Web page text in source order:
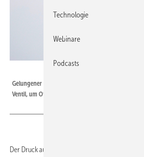
Gelungener Windparkbau von He Dreiht. Der BWO
Ventil, um Offshore-Flächen unrentabler Projekte
Der Druck auf die Bundesregierung wächst:
Technologie
Webinare
Podcasts